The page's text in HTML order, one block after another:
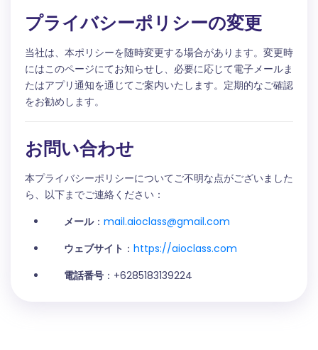
プライバシーポリシーの変更
当社は、本ポリシーを随時変更する場合があります。変更時
にはこのページにてお知らせし、必要に応じて電子メールま
たはアプリ通知を通じてご案内いたします。定期的なご確認
をお勧めします。
お問い合わせ
本プライバシーポリシーについてご不明な点がございました
ら、以下までご連絡ください：
メール： mail.aioclass@gmail.com
ウェブサイト ： https://aioclass.com
電話番号 ：+6285183139224